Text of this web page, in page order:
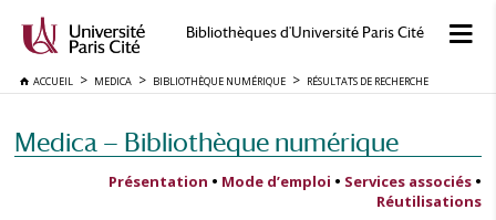
Bibliothèques d'Université Paris Cité
ACCUEIL MEDICA BIBLIOTHÈQUE NUMÉRIQUE RÉSULTATS DE RECHERCHE
Medica — Bibliothèque numérique
Présentation • Mode d’emploi • Services associés •
Réutilisations